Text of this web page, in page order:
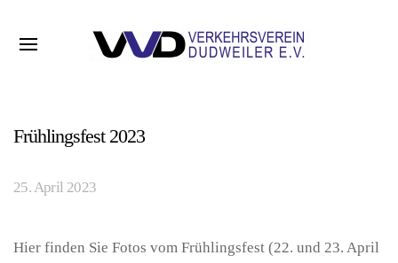
Frühlingsfest 2023
25. April 2023
Hier finden Sie Fotos vom Frühlingsfest (22. und 23. April